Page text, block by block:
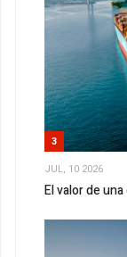
3
JUL, 10 2026
El valor de